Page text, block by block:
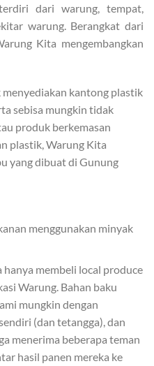
dari warung, tempat,
warung. Berangkat dari
Kita mengembangkan
kantong plastik
sebisa mungkin tidak
produk berkemasan
plastik, Warung Kita
yang dibuat di Gunung
menggunakan minyak
membeli local produce
Warung. Bahan baku
mungkin dengan
(dan tetangga), dan
menerima beberapa teman
hasil panen mereka ke